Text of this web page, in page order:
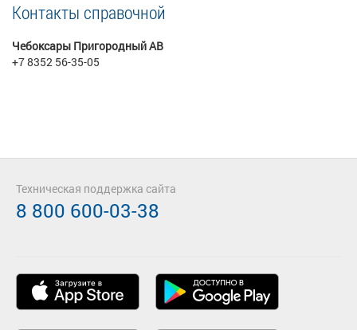
Контакты справочной
Чебоксары Пригородный АВ
+7 8352 56-35-05
Техническая поддержка сайта
8 800 600-03-38